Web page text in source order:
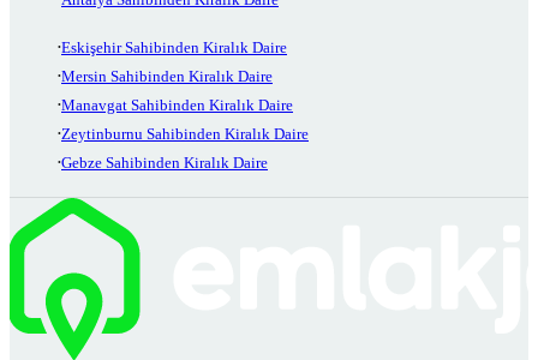
Eskişehir Sahibinden Kiralık Daire
Mersin Sahibinden Kiralık Daire
Manavgat Sahibinden Kiralık Daire
Zeytinburnu Sahibinden Kiralık Daire
Gebze Sahibinden Kiralık Daire